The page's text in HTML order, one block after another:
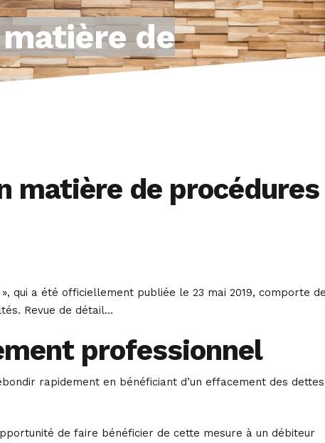
de
matière de procédures
qui a été officiellement publiée le 23 mai 2019, comporte
Revue de détail…
professionnel
rapidement en bénéficiant d’un effacement des
de faire bénéficier de cette mesure à un débiteur